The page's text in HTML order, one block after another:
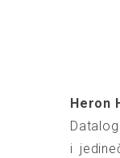
Heron
i